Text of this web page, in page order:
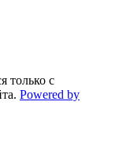
только с
Powered by